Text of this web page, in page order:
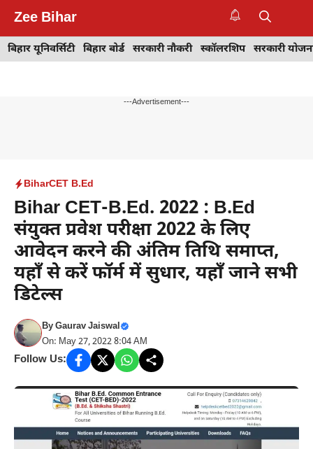
content
Zee Bihar
बिहार यूनिवर्सिटी बिहार बोर्ड सरकारी नौकरी स्कॉलरशिप सरकारी
---Advertisement---
BiharCET B.Ed
Bihar CET-B.Ed. 2022 : B.Ed
संयुक्त प्रवेश परीक्षा 2022 के लिए
आवेदन करने की अंतिम तिथि समाप्त,
यहाँ से करें फॉर्म में सुधार, यहाँ जाने सभी
डिटेल्स
ByGaurav Jaiswal
On: May 27, 2022 8:04 AM
Follow Us: